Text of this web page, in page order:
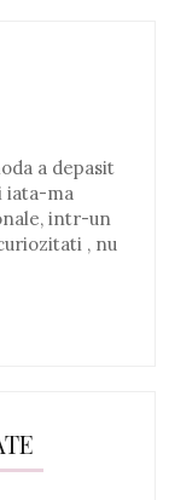
a depasit
iata-ma
intr-un
, nu